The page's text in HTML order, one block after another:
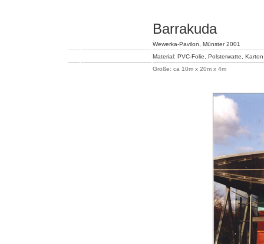
Barrakuda
Wewerka-Pavilon, Münster 2001
Material: PVC-Folie, Polsterwatte,
Größe: ca 10m x 20m x 4m